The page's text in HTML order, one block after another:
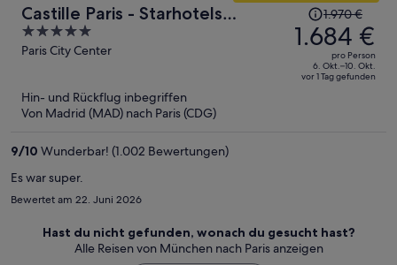
Castille Paris - Starhotels
Collezione
5
out
Paris City Center
Der
Preis
betrug
1.970 €,
jetzt
1.970 €
1.684 €
pro Person
6. Okt.–10. Okt.
vor 1 Tag gefunden
Hin- und Rückflug inbegriffen
Von Madrid (MAD) nach Paris (CDG)
9/10 Wunderbar! (1.002 Bewertungen)
Es war super.
Bewertet am 22. Juni 2026
Hast du nicht gefunden, wonach du gesucht hast?
Alle Reisen von München nach Paris anzeigen